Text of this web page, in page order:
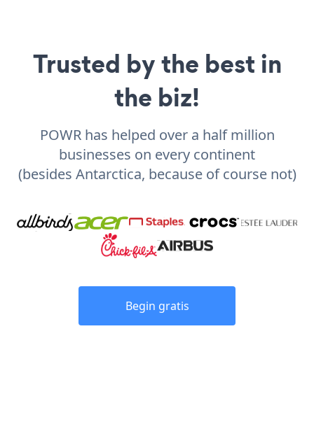
Trusted by the best in
the biz!
POWR has helped over a half million
businesses on every continent
(besides Antarctica, because of course not)
Begin gratis